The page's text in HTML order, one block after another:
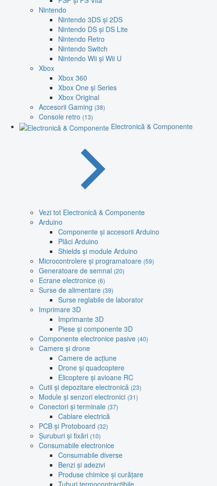
Nintendo
Nintendo 3DS și 2DS
Nintendo DS și DS Lite
Nintendo Retro
Nintendo Switch
Nintendo Wii și Wii U
Xbox
Xbox 360
Xbox One și Series
Xbox Original
Accesorii Gaming (38)
Console retro (13)
Electronică & Componente
Vezi tot Electronică & Componente
Arduino
Componente și accesorii Arduino
Plăci Arduino
Shields și module Arduino
Microcontrolere și programatoare (59)
Generatoare de semnal (20)
Ecrane electronice (6)
Surse de alimentare (39)
Surse reglabile de laborator
Imprimare 3D
Imprimante 3D
Piese și componente 3D
Componente electronice pasive (40)
Camere și drone
Camere de acțiune
Drone și quadcoptere
Elicoptere și avioane RC
Cutii și depozitare electronică (23)
Module și senzori electronici (31)
Conectori și terminale (37)
Cablare electrică
PCB și Protoboard (32)
Șuruburi și fixări (10)
Consumabile electronice
Consumabile diverse
Benzi și adezivi
Produse chimice și curățare
Tuburi termocontractibile